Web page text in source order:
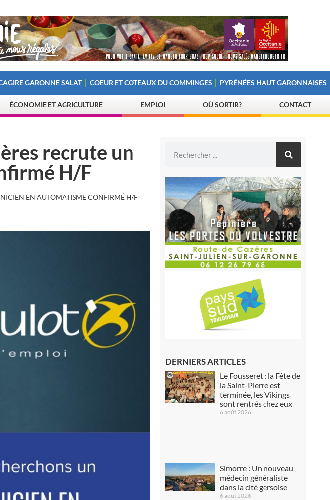
GARONNE SALAT COEUR ET COTEAUX DU COMMINGES PYRÉNÉES HAUT GARONNAISES
ÉCONOMIE ET AGRICULTURE EMPLOI OÙ SORTIR? CONTACT
recrute un
H/F
EN AUTOMATISME CONFIRMÉ H/F
DERNIERS ARTICLES
Le Fousseret : la Fête de
la Saint-Pierre est
terminée, les Vikings
sont rentrés chez eux
6 août 2026
Simorre : Un nouveau
médecin généraliste
dans la cité gersoise
6 août 2026